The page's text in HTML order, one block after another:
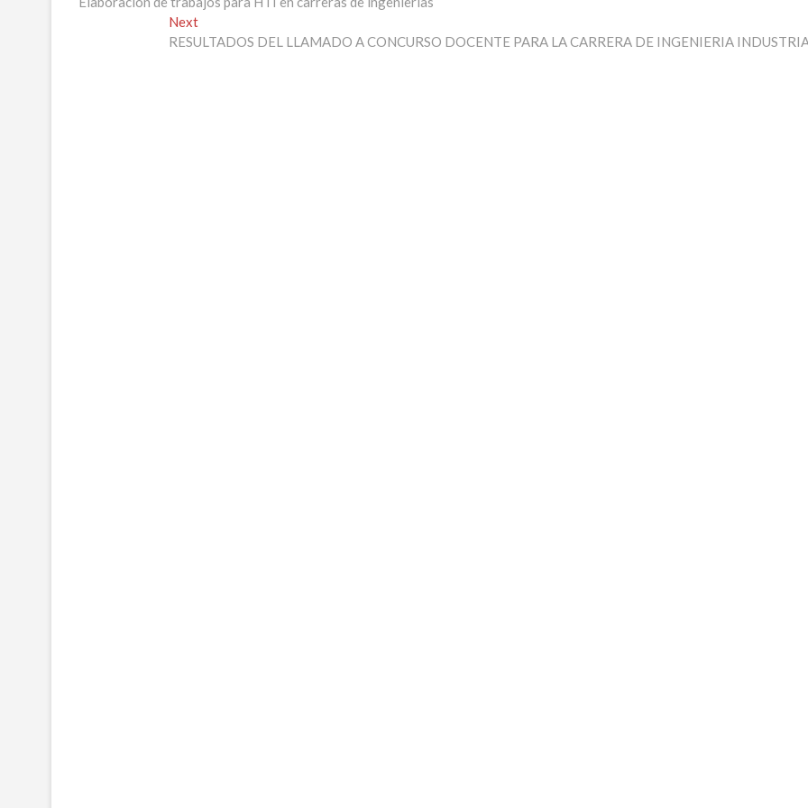
de
entradas
NextNext
post:
RESULTADOS DEL LLAMADO A CONCURSO DOCENTE PARA LA CARRERA DE INGENIERIA